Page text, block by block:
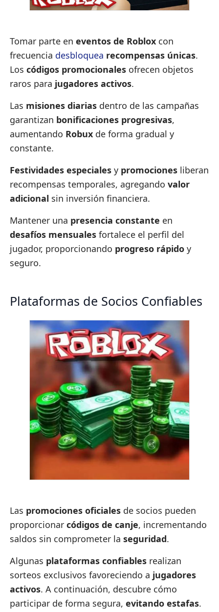
Tomar parte en eventos de Roblox con
frecuencia desbloquea recompensas únicas.
Los códigos promocionales ofrecen objetos
raros para jugadores activos.
Las misiones diarias dentro de las campañas
garantizan bonificaciones progresivas,
aumentando Robux de forma gradual y
constante.
Festividades especiales y promociones liberan
recompensas temporales, agregando valor
adicional sin inversión financiera.
Mantener una presencia constante en
desafíos mensuales fortalece el perfil del
jugador, proporcionando progreso rápido y
seguro.
Plataformas de Socios Confiables
Las promociones oficiales de socios pueden
proporcionar códigos de canje, incrementando
saldos sin comprometer la seguridad.
Algunas plataformas confiables realizan
sorteos exclusivos favoreciendo a jugadores
activos. A continuación, descubre cómo
participar de forma segura, evitando estafas.